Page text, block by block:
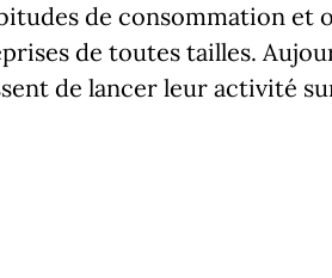
de consommation et
de toutes tailles.
de lancer leur activité